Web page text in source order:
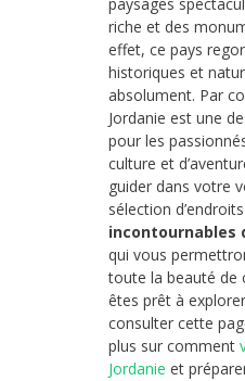
riche et des
effet, ce pays
historiques et
absolument. Par
Jordanie est une
pour les
culture et
guider dans votre
sélection
incontournables
qui vous
toute la beauté de
êtes prêt à
consulter cette
plus sur comment
Jordanie et